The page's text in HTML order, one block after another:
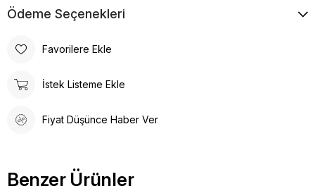
Ödeme Seçenekleri
Favorilere Ekle
İstek Listeme Ekle
Fiyat Düşünce Haber Ver
Benzer Ürünler